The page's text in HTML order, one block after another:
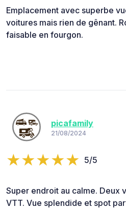
Emplacement avec superbe
voitures mais rien de gênant.
faisable en fourgon.
picafamily
21/08/2024
5/5
Super endroit au calme. Deux
VTT. Vue splendide et spot